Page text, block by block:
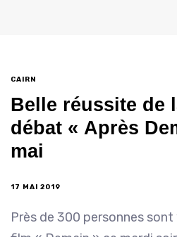
CAIRN
Belle réussite de
débat « Après
mai
17 MAI 2019
Près de 300 personnes